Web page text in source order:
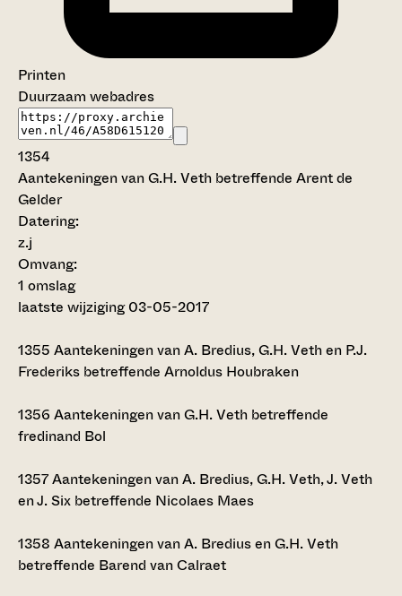
Printen
Duurzaam webadres
1354
Aantekeningen van G.H. Veth betreffende Arent de
Gelder
Datering:
z.j
Omvang:
1 omslag
laatste wijziging 03-05-2017
1355 Aantekeningen van A. Bredius, G.H. Veth en P.J.
Frederiks betreffende Arnoldus Houbraken
1356 Aantekeningen van G.H. Veth betreffende
fredinand Bol
1357Aantekeningen van A. Bredius, G.H. Veth, J. Veth
en J. Six betreffende Nicolaes Maes
1358 Aantekeningen van A. Bredius en G.H. Veth
betreffende Barend van Calraet